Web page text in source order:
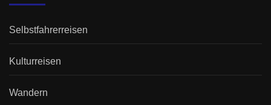
Selbstfahrerreisen
Kulturreisen
Wandern